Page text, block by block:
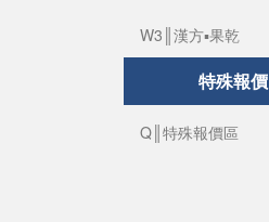
W3║漢方▪果乾
特殊報價
Q║特殊報價區